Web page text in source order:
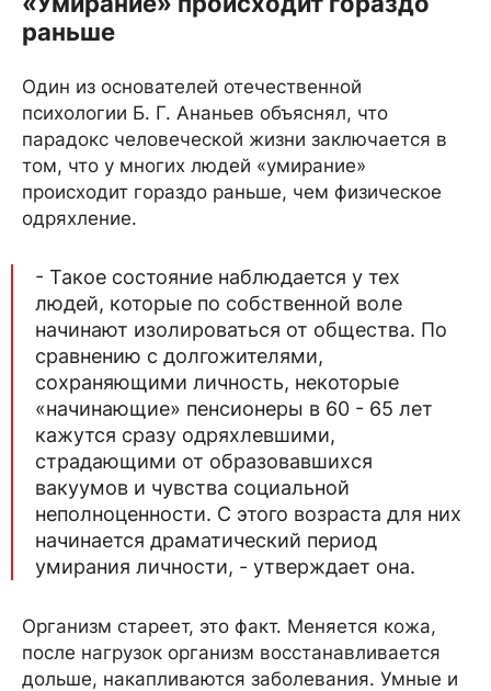
раньше
Один из основателей отечественной
психологии Б. Г. Ананьев объяснял, что
парадокс человеческой жизни заключается в
том, что у многих людей «умирание»
происходит гораздо раньше, чем физическое
одряхление.
- Такое состояние наблюдается у тех
людей, которые по собственной воле
начинают изолироваться от общества. По
сравнению с долгожителями,
сохраняющими личность, некоторые
«начинающие» пенсионеры в 60 - 65 лет
кажутся сразу одряхлевшими,
страдающими от образовавшихся
вакуумов и чувства социальной
неполноценности. С этого возраста для них
начинается драматический период
умирания личности, - утверждает она.
Организм стареет, это факт. Меняется кожа,
после нагрузок организм восстанавливается
дольше, накапливаются заболевания. Умные и